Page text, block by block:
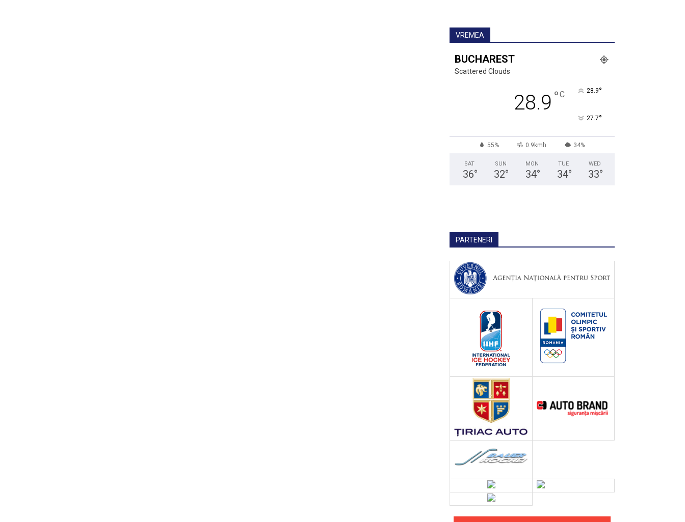
VREMEA
BUCHAREST
Scattered Clouds
28.9 °C 28.9°
27.7°
55% 0.9kmh 34%
SAT
36°
SUN
32°
MON
34°
TUE
34°
WED
33°
PARTENERI